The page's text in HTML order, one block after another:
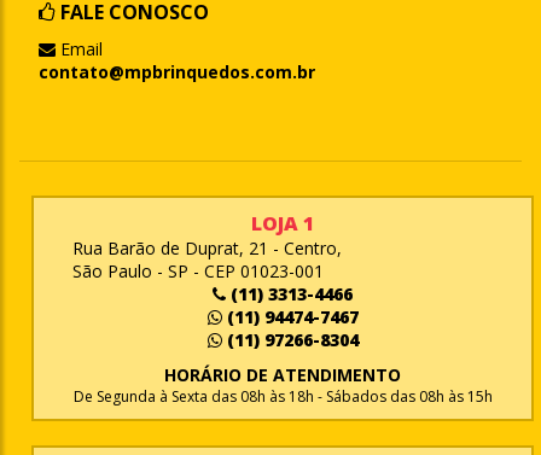
FALE CONOSCO
Email
contato@mpbrinquedos.com.br
LOJA 1
Rua Barão de Duprat, 21 - Centro,
São Paulo - SP - CEP 01023-001
(11) 3313-4466
(11) 94474-7467
(11) 97266-8304
HORÁRIO DE ATENDIMENTO
De Segunda à Sexta das 08h às 18h - Sábados das 08h às 15h